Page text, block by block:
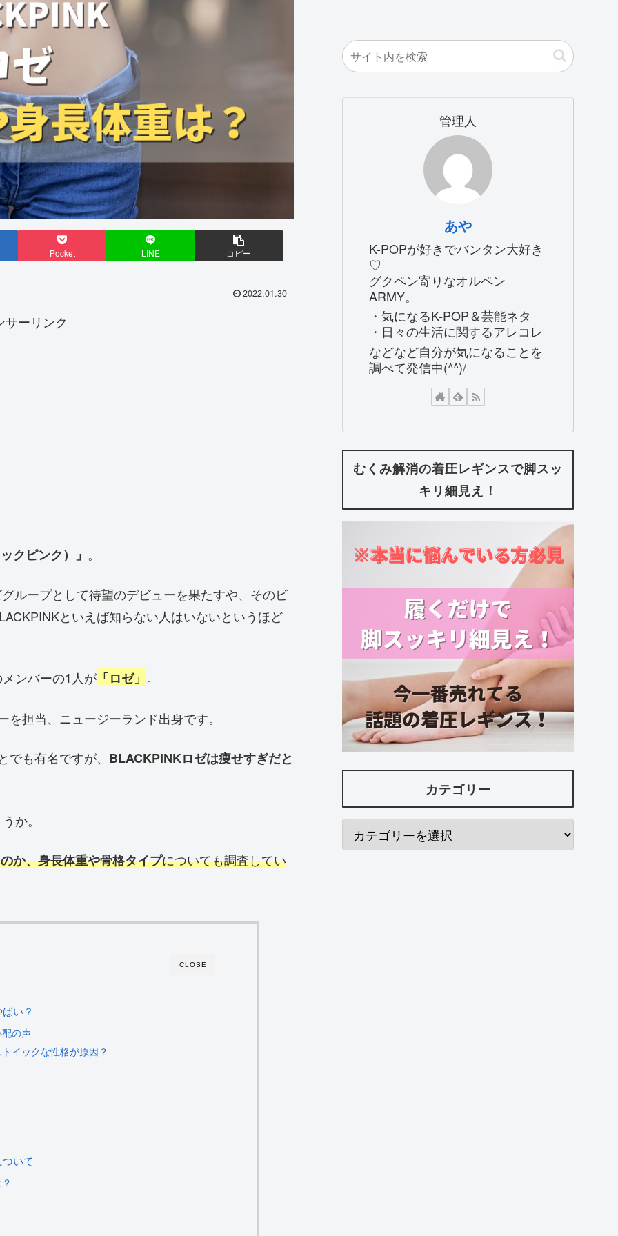
Pocket LINE コピー
2022.01.30
サーリンク
クピンク）」 。
ループとして待望のデビューを果たすや、そのビ
といえば知らない人はいないというほど
ンバーの1人が 「ロゼ」 。
担当、ニュージーランド出身です。
も有名ですが、 BLACKPINKロゼは痩せすぎだと
か。
か、身長体重や骨格タイプについても調査してい
CLOSE
い？
の声
イックな性格が原因？
いて
管理人
あや
K-POPが好きでバンタン大好き
♡
グクペン寄りなオルペン
ARMY。
・気になるK-POP＆芸能ネタ
・日々の生活に関するアレコレ
などなど自分が気になることを
調べて発信中(^^)/
むくみ解消の着圧レギンスで脚スッ
キリ細見え！
カテゴリー